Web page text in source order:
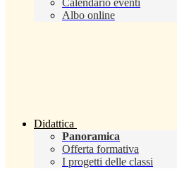
Calendario eventi
Albo online
Didattica
Panoramica
Offerta formativa
I progetti delle classi